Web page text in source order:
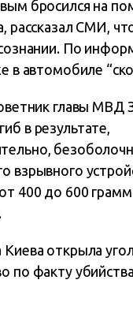
бросился на
рассказал СМИ,
По
в автомобиле
главы МВД
в результате,
взрывного
400 до 600
Киева открыла
по факту